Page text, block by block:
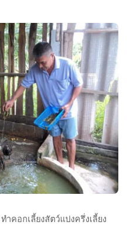
ำคอกเลี้ยงสัตว์แบ่งครึ่งเลี้ยง